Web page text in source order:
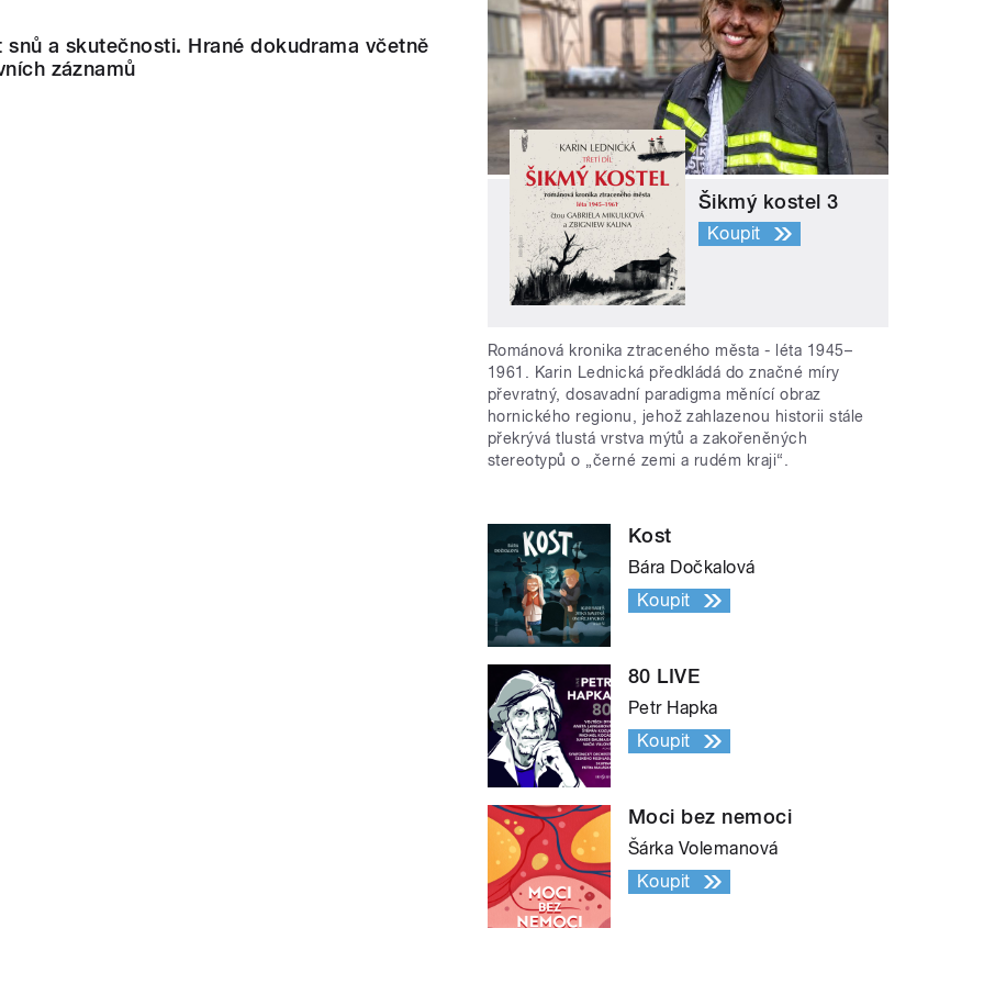
snů a skutečnosti. Hrané dokudrama včetně
záznamů
Šikmý kostel 3
Koupit
Románová kronika ztraceného města - léta 1945–
1961. Karin Lednická předkládá do značné míry
převratný, dosavadní paradigma měnící obraz
hornického regionu, jehož zahlazenou historii stále
překrývá tlustá vrstva mýtů a zakořeněných
stereotypů o „černé zemi a rudém kraji“.
Kost
Bára Dočkalová
Koupit
80 LIVE
Petr Hapka
Koupit
Moci bez nemoci
Šárka Volemanová
Koupit